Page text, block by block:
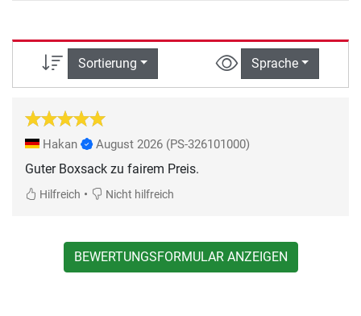
Sortierung Sprache
Hakan August 2026 (PS-326101000)
Guter Boxsack zu fairem Preis.
Hilfreich • Nicht hilfreich
BEWERTUNGSFORMULAR ANZEIGEN